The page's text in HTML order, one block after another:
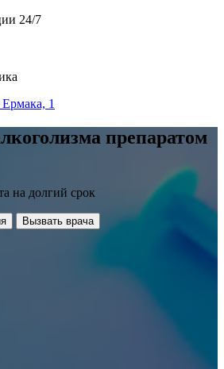
24/7
1
препаратом
на долгий срок
Вызвать врача